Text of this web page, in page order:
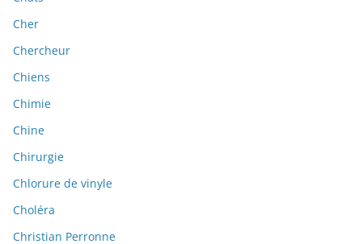
Cher
Chercheur
Chiens
Chimie
Chine
Chirurgie
Chlorure de vinyle
Choléra
Christian Perronne